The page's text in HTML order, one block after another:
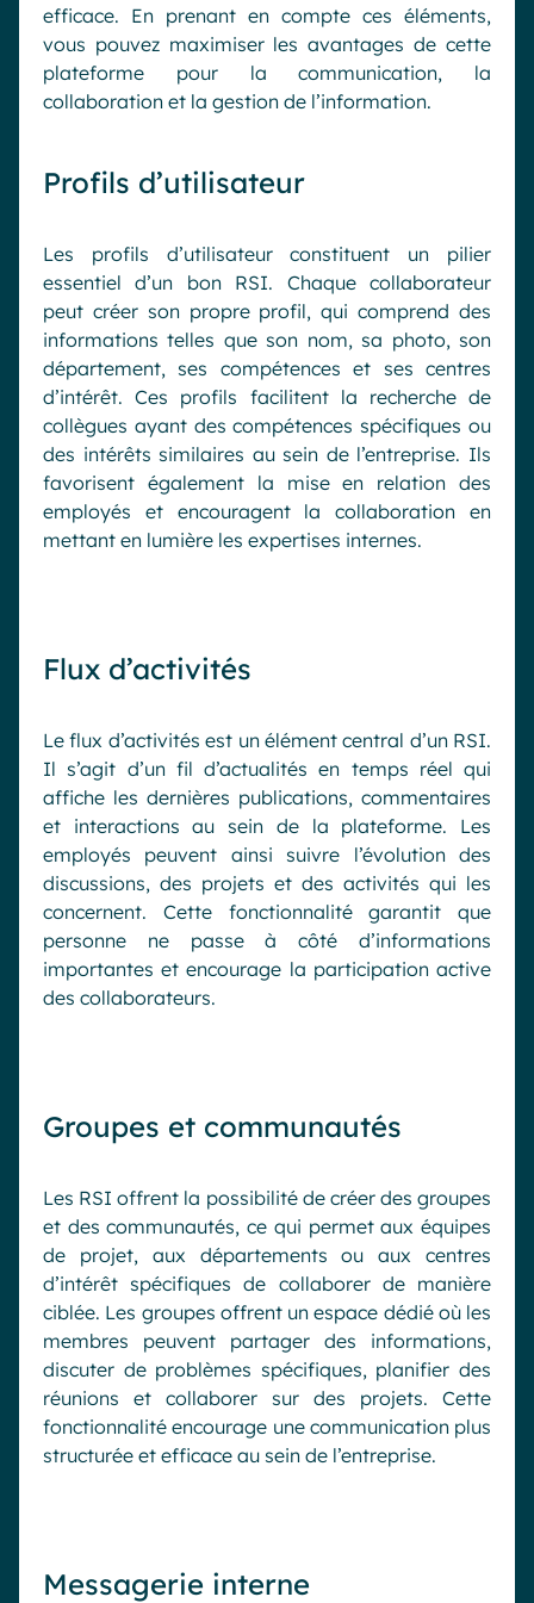
efficace. En prenant en compte ces éléments,
vous pouvez maximiser les avantages de cette
plateforme pour la communication, la
collaboration et la gestion de l’information.
Profils d’utilisateur
Les profils d’utilisateur constituent un pilier
essentiel d’un bon RSI. Chaque collaborateur
peut créer son propre profil, qui comprend des
informations telles que son nom, sa photo, son
département, ses compétences et ses centres
d’intérêt. Ces profils facilitent la recherche de
collègues ayant des compétences spécifiques ou
des intérêts similaires au sein de l’entreprise. Ils
favorisent également la mise en relation des
employés et encouragent la collaboration en
mettant en lumière les expertises internes.
Flux d’activités
Le flux d’activités est un élément central d’un RSI.
Il s’agit d’un fil d’actualités en temps réel qui
affiche les dernières publications, commentaires
et interactions au sein de la plateforme. Les
employés peuvent ainsi suivre l’évolution des
discussions, des projets et des activités qui les
concernent. Cette fonctionnalité garantit que
personne ne passe à côté d’informations
importantes et encourage la participation active
des collaborateurs.
Groupes et communautés
Les RSI offrent la possibilité de créer des groupes
et des communautés, ce qui permet aux équipes
de projet, aux départements ou aux centres
d’intérêt spécifiques de collaborer de manière
ciblée. Les groupes offrent un espace dédié où les
membres peuvent partager des informations,
discuter de problèmes spécifiques, planifier des
réunions et collaborer sur des projets. Cette
fonctionnalité encourage une communication plus
structurée et efficace au sein de l’entreprise.
Messagerie interne